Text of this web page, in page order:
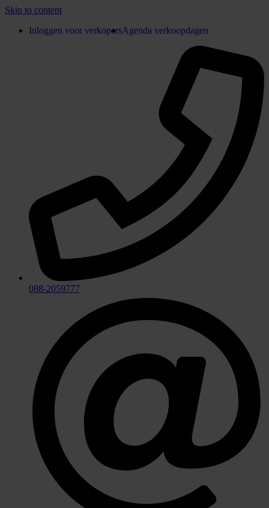
Skip to content
Inloggen voor verkopersAgenda verkoopdagen
088-2059777